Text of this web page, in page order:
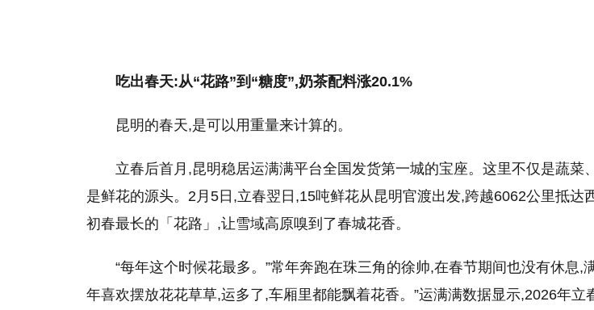
吃出春天:从“花路”到“糖度”,奶茶配料涨20.1%
昆明的春天,是可以用重量来计算的。
立春后首月,昆明稳居运满满平台全国发货第一城的宝座。这里不仅是蔬菜
是鲜花的源头。2月5日,立春翌日,15吨鲜花从昆明官渡出发,跨越6062公里抵达
初春最长的「花路」,让雪域高原嗅到了春城花香。
“每年这个时候花最多。”常年奔跑在珠三角的徐帅,在春节期间也没有休息,
年喜欢摆放花花草草,运多了,车厢里都能飘着花香。”运满满数据显示,2026年立